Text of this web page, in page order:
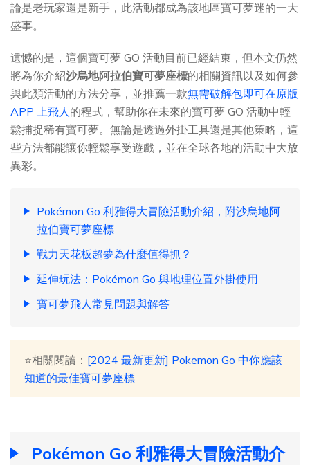
論是老玩家還是新手，此活動都成為該地區寶可夢迷的一大
盛事。
遺憾的是，這個寶可夢 GO 活動目前已經結束，但本文仍然
將為你介紹沙烏地阿拉伯寶可夢座標的相關資訊以及如何參
與此類活動的方法分享，並推薦一款無需破解包即可在原版
APP 上飛人的程式，幫助你在未來的寶可夢 GO 活動中輕
鬆捕捉稀有寶可夢。無論是透過外掛工具還是其他策略，這
些方法都能讓你輕鬆享受遊戲，並在全球各地的活動中大放
異彩。
Pokémon Go 利雅得大冒險活動介紹，附沙烏地阿
拉伯寶可夢座標
戰力天花板超夢為什麼值得抓？
延伸玩法：Pokémon Go 與地理位置外掛使用
寶可夢飛人常見問題與解答
⭐相關閱讀： [2024 最新更新] Pokemon Go 中你應該
知道的最佳寶可夢座標
Pokémon Go 利雅得大冒險活動介